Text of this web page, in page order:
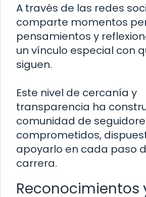
A través de las redes
comparte momentos
pensamientos y
un vínculo especial con
siguen.
Este nivel de cercanía y
transparencia ha
comunidad de
comprometidos,
apoyarlo en cada paso
carrera.
Reconocimientos